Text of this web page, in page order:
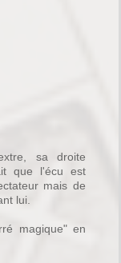
sa droite
que l'écu est
mais de
lui.
magique" en